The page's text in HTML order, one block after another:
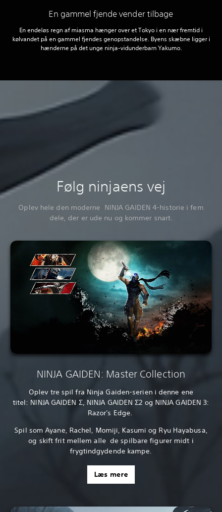
En gammel fjende vender tilbage
En endeløs regn af miasma hænger over et Tokyo i en nær fremtid i
kølvandet på en gammel fjendes genopstandelse. Byens skæbne ligger i
hænderne på det unge ninja-vidunderbarn Yakumo.
Følg ninjaens vej
Oplev hele den moderne NINJA GAIDEN 4-historie i fem
dele, der er ude nu og kommer snart.
NINJA GAIDEN: Master Collection
Oplev tre spil fra Ninja Gaiden-serien i denne ene
titel: NINJA GAIDEN Σ, NINJA GAIDEN Σ2 og NINJA GAIDEN 3:
Razor's Edge.
Spil som Ayane, Rachel, Momiji, Kasumi og Ryu Hayabusa,
og skift frit mellem alle de spilbare figurer midt i
frygtindgydende kampe.
Læs mere